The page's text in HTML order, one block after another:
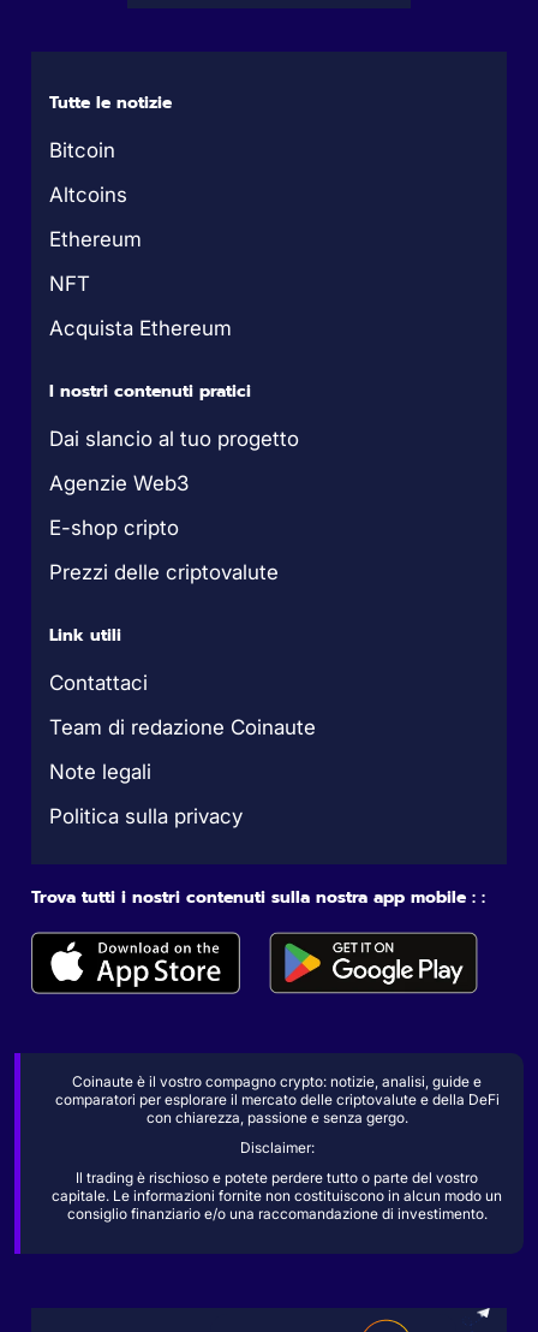
Tutte le notizie
Bitcoin
Altcoins
Ethereum
NFT
Acquista Ethereum
I nostri contenuti pratici
Dai slancio al tuo progetto
Agenzie Web3
E-shop cripto
Prezzi delle criptovalute
Link utili
Contattaci
Team di redazione Coinaute
Note legali
Politica sulla privacy
Trova tutti i nostri contenuti sulla nostra app mobile : :
Coinaute è il vostro compagno crypto: notizie, analisi, guide e
comparatori per esplorare il mercato delle criptovalute e della DeFi
con chiarezza, passione e senza gergo.
Disclaimer:
Il trading è rischioso e potete perdere tutto o parte del vostro
capitale. Le informazioni fornite non costituiscono in alcun modo un
consiglio finanziario e/o una raccomandazione di investimento.